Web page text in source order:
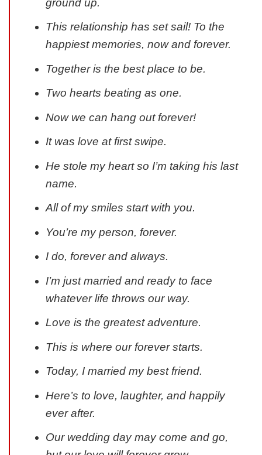
ground up.
This relationship has set sail! To the
happiest memories, now and forever.
Together is the best place to be.
Two hearts beating as one.
Now we can hang out forever!
It was love at first swipe.
He stole my heart so I’m taking his last
name.
All of my smiles start with you.
You’re my person, forever.
I do, forever and always.
I’m just married and ready to face
whatever life throws our way.
Love is the greatest adventure.
This is where our forever starts.
Today, I married my best friend.
Here’s to love, laughter, and happily
ever after.
Our wedding day may come and go,